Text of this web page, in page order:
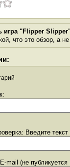
игра "Flipper
что это обзор, а
Введите текст
mail (не публикуется